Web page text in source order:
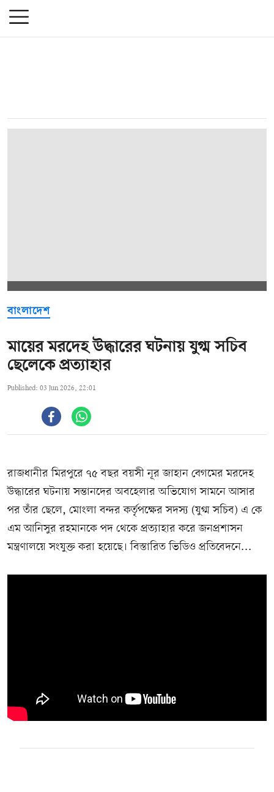
বাংলাদেশ
মায়ের মরদেহ উদ্ধারের ঘটনায় যুগ্ম সচিব
ছেলেকে প্রত্যাহার
Published: 03 Jun 2026, 22:01
রাজধানীর মিরপুরে ৭৫ বছর বয়সী নূর জাহান বেগমের মরদেহ
উদ্ধারের ঘটনায় সন্তানদের অবহেলার অভিযোগ সামনে আসার
পর তাঁর ছেলে, মোংলা বন্দর কর্তৃপক্ষের সদস্য (যুগ্ম সচিব) এ কে
এম আনিসুর রহমানকে পদ থেকে প্রত্যাহার করে জনপ্রশাসন
মন্ত্রণালয়ে সংযুক্ত করা হয়েছে। বিস্তারিত ভিডিও প্রতিবেদনে...